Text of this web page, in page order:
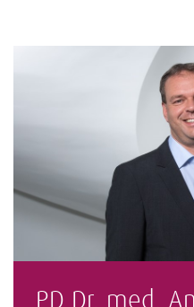
PD Dr. med.